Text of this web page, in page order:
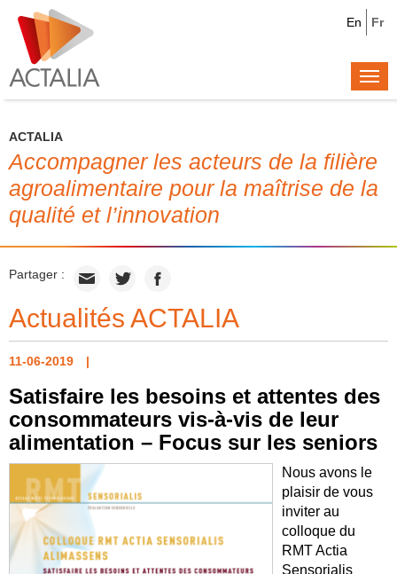
Fr
En
ACTALIA
Accompagner les acteurs de la filière
agroalimentaire pour la maîtrise de la
qualité et l’innovation
Partager :
Actualités ACTALIA
11-06-2019
Satisfaire les besoins et attentes des
consommateurs vis-à-vis de leur
alimentation – Focus sur les seniors
Nous avons le
plaisir de vous
inviter au
colloque du
RMT Actia
Sensorialis